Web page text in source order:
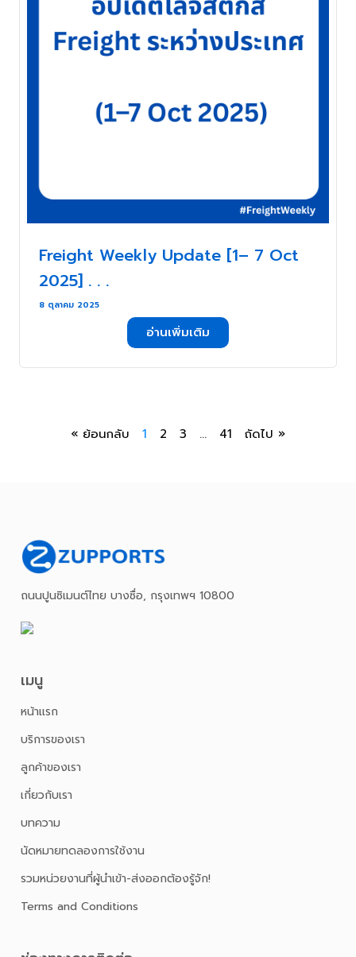
Freight Weekly Update [1– 7 Oct
2025] . . .
8 ตุลาคม 2025
อ่านเพิ่มเติม
« ย้อนกลับ 1 2 3 … 41 ถัดไป »
ถนนปูนซิเมนต์ไทย บางซื่อ, กรุงเทพฯ 10800
เมนู
หน้าเเรก
บริการของเรา
ลูกค้าของเรา
เกี่ยวกับเรา
บทความ
นัดหมายทดลองการใช้งาน
รวมหน่วยงานที่ผู้นำเข้า-ส่งออกต้องรู้จัก!
Terms and Conditions